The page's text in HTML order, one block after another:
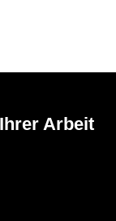
Arbeit